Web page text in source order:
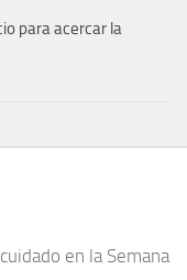
para acercar la
en la Semana